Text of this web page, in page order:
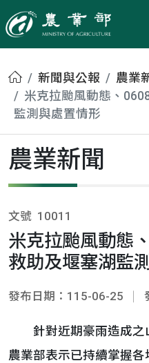
農業部
首頁新聞與公報
農業
米克拉颱風動態、
監測與處置情形
農業新聞
文號 10011
米克拉颱風動態
救助及堰塞湖監
發布日期：115-06-25
針對近期豪雨造成之
農業部表示已持續掌握